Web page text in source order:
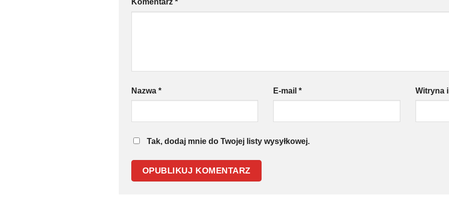
Nazwa * E-mail* Witryna
Tak, dodaj mnie do Twojej listy wysyłkowej.